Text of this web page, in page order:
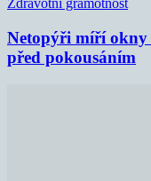
Zdravotní gramotnost
Netopýři míří okny
před pokousáním